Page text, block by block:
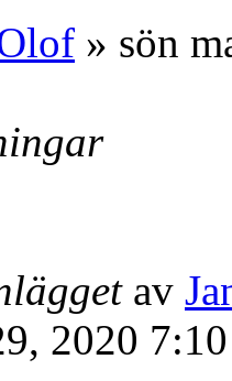
» sön
av
2020